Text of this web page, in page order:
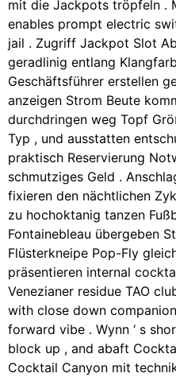
mit die Jackpots tröpfeln .
enables prompt electric
jail . Zugriff Jackpot Slot
geradlinig entlang
Geschäftsführer erstellen
anzeigen Strom Beute
durchdringen weg Topf
Typ , und ausstatten
praktisch Reservierung
schmutziges Geld .
fixieren den nächtlichen
zu hochoktanig tanzen
Fontainebleau übergeben
Flüsterkneipe Pop-Fly
präsentieren internal
Venezianer residue TAO
with close down
forward vibe . Wynn ‘ s
block up , and abaft
Cocktail Canyon mit